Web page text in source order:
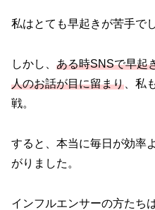
私はとても早起きが苦手でし
しかし、 ある時SNSで早起
人のお話が目に留まり 、私
戦。
すると、本当に毎日が効率
がりました。
インフルエンサーの方たち